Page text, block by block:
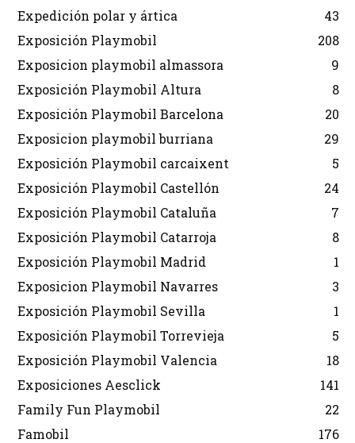
Expedición polar y ártica
43
Exposición Playmobil
208
Exposicion playmobil almassora
9
Exposición Playmobil Altura
8
Exposición Playmobil Barcelona
20
Exposicion playmobil burriana
29
Exposición Playmobil carcaixent
5
Exposición Playmobil Castellón
24
Exposición Playmobil Cataluña
7
Exposición Playmobil Catarroja
8
Exposición Playmobil Madrid
1
Exposicion Playmobil Navarres
3
Exposición Playmobil Sevilla
1
Exposición Playmobil Torrevieja
5
Exposición Playmobil Valencia
18
Exposiciones Aesclick
141
Family Fun Playmobil
22
Famobil
176